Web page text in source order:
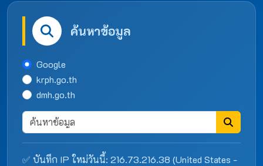
ค้นหาข้อมูล
Google
krph.go.th
dmh.go.th
✅ บันทึก IP ใหม่วันนี้: 216.73.216.38 (United States -